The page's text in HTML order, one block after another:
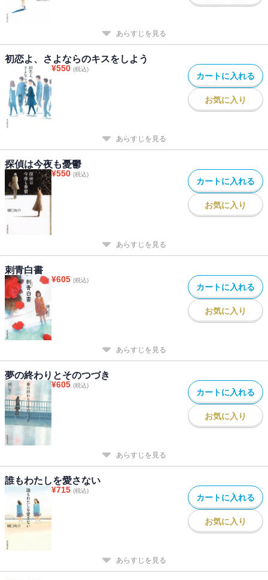
あらすじを見る
初恋よ、さよならのキスをしよう
¥550 (税込)
カートに入れる
お気に入り
あらすじを見る
探偵は今夜も憂鬱
¥550 (税込)
カートに入れる
お気に入り
あらすじを見る
刺青白書
¥605 (税込)
カートに入れる
お気に入り
あらすじを見る
夢の終わりとそのつづき
¥605 (税込)
カートに入れる
お気に入り
あらすじを見る
誰もわたしを愛さない
¥715 (税込)
カートに入れる
お気に入り
あらすじを見る